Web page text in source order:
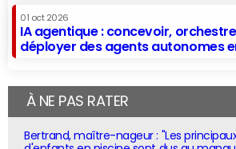
01 oct 2026
IA agentique : concevoir,
déployer des agents autonomes
À NE PAS RATER
Bertrand, maître-nageur : "Les